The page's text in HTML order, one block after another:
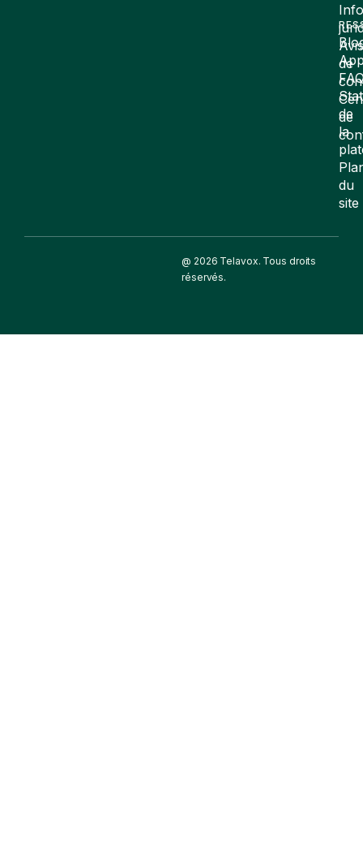
de
la
du
site
Avis
de
de
@ 2026 Telavox. Tous droits
réservés.